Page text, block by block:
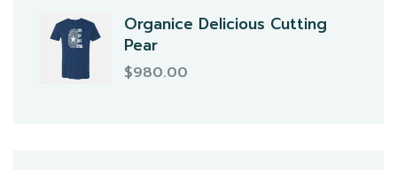
Organice Delicious Cutting
Pear
$980.00